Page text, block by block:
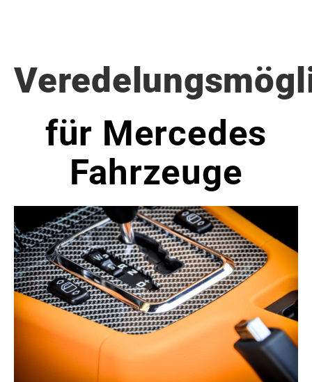
für Mercedes
Fahrzeuge